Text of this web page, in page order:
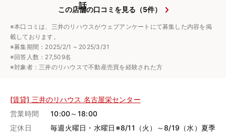
この店舗の口コミを見る（5件）
※本口コミは、三井のリハウスがウェブアンケートにて募集した内容を掲
載しております。
※募集期間：2025/2/1 ~ 2025/3/31
※回答人数：27,509名
※対象者：三井のリハウスで不動産売買を経験された方
[賃貸] 三井のリハウス 名古屋栄センター
営業時間
10:00～18:00
定休日
毎週火曜日・水曜日※8/11（火）～8/19（水）夏季